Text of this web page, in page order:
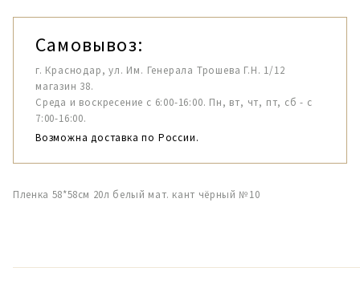
Самовывоз:
г. Краснодар, ул. Им. Генерала Трошева Г.Н. 1/12
магазин 38.
Среда и воскресение с 6:00-16:00. Пн, вт, чт, пт, сб - с
7:00-16:00.
Возможна доставка по России.
Пленка 58*58см 20л белый мат. кант чёрный №10